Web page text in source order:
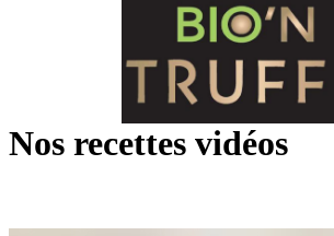
Nos recettes vidéos